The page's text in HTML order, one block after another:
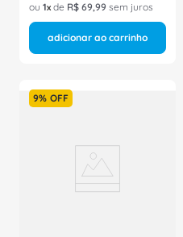
ou 1 de R$ 69,99 sem juros
adicionar ao carrinho
9% OFF